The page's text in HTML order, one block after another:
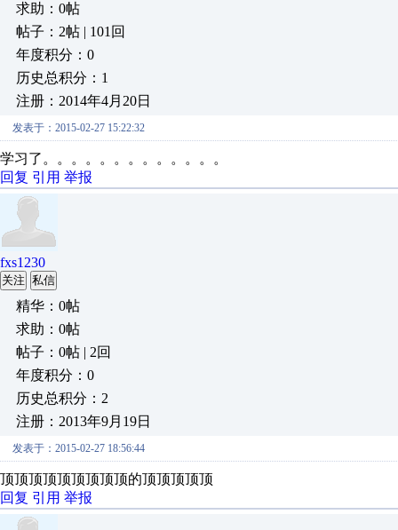
求助：0帖
帖子：2帖 | 101回
年度积分：0
历史总积分：1
注册：2014年4月20日
发表于：2015-02-27 15:22:32
学习了。。。。。。。。。。。。。
回复 引用 举报
fxs1230
关注 私信
精华：0帖
求助：0帖
帖子：0帖 | 2回
年度积分：0
历史总积分：2
注册：2013年9月19日
发表于：2015-02-27 18:56:44
顶顶顶顶顶顶顶顶顶的顶顶顶顶顶
回复 引用 举报